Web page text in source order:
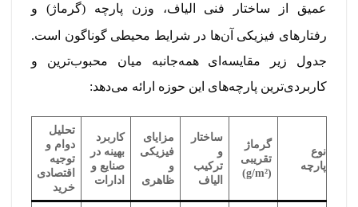
عمیق از ساختار فنی الیاف، وزن پارچه (گرماژ) و
رفتارهای فیزیکی آن‌ها در شرایط محیطی گوناگون است.
جدول زیر مقایسه‌ای همه‌جانبه میان محبوب‌ترین و
کاربردی‌ترین پارچه‌های این حوزه ارائه می‌دهد:
نوع
پارچه
گرماژ
تقریبی
(g/m²)
ساختار
و
ترکیب
الیاف
مزایای
فیزیکی
و
ظاهری
کاربرد
بهینه در
صنایع و
ادارات
تحلیل
دوام و
توجیه
اقتصادی
خرید